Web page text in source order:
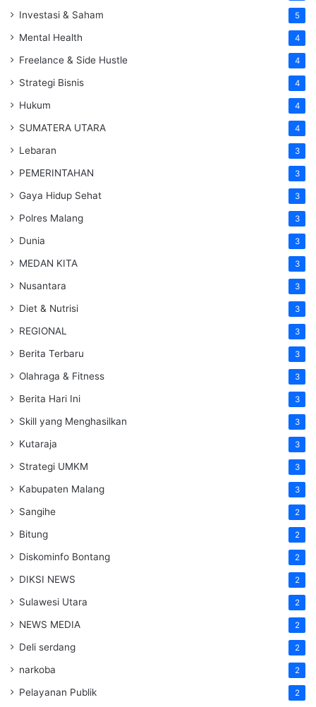
Investasi & Saham 5
Mental Health 4
Freelance & Side Hustle 4
Strategi Bisnis 4
Hukum 4
SUMATERA UTARA 4
Lebaran 3
PEMERINTAHAN 3
Gaya Hidup Sehat 3
Polres Malang 3
Dunia 3
MEDAN KITA 3
Nusantara 3
Diet & Nutrisi 3
REGIONAL 3
Berita Terbaru 3
Olahraga & Fitness 3
Berita Hari Ini 3
Skill yang Menghasilkan 3
Kutaraja 3
Strategi UMKM 3
Kabupaten Malang 3
Sangihe 2
Bitung 2
Diskominfo Bontang 2
DIKSI NEWS 2
Sulawesi Utara 2
NEWS MEDIA 2
Deli serdang 2
narkoba 2
Pelayanan Publik 2